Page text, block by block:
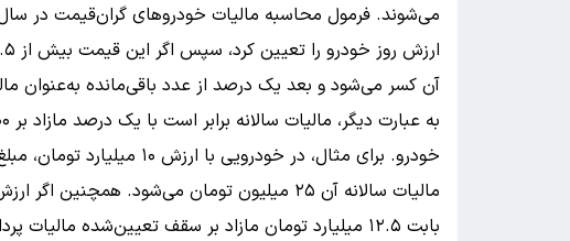
آن کسر می‌شود و بعد یک درصد از عدد باقی‌مانده به‌عنوان
بابت ۱۲.۵ میلیارد تومان مازاد بر سقف تعیین‌شده